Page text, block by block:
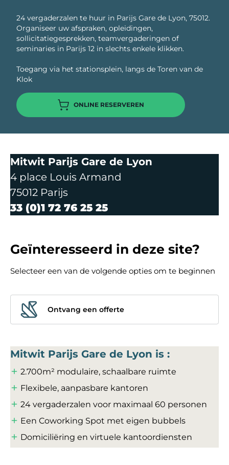
24 vergaderzalen te huur in Parijs Gare de Lyon, 75012.
Organiseer uw afspraken, opleidingen,
sollicitatiegesprekken, teamvergaderingen of
seminaries in Parijs 12 in slechts enkele klikken.
Toegang via het stationsplein, langs de Toren van de
Klok
ONLINE RESERVEREN
Mitwit Parijs Gare de Lyon
4 place Louis Armand
75012 Parijs
33 (0)1 72 76 25 25
Geïnteresseerd in deze site?
Selecteer een van de volgende opties om te beginnen
Ontvang een offerte
Mitwit Parijs Gare de Lyon is :
2.700m² modulaire, schaalbare ruimte
Flexibele, aanpasbare kantoren
24 vergaderzalen voor maximaal 60 personen
Een Coworking Spot met eigen bubbels
Domiciliëring en virtuele kantoordiensten